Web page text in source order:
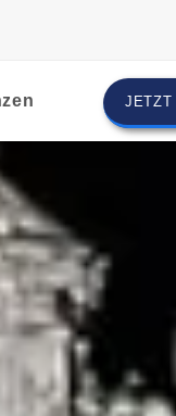
JETZT